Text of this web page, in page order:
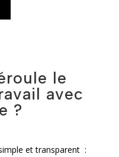
le
avec
?
et transparent :